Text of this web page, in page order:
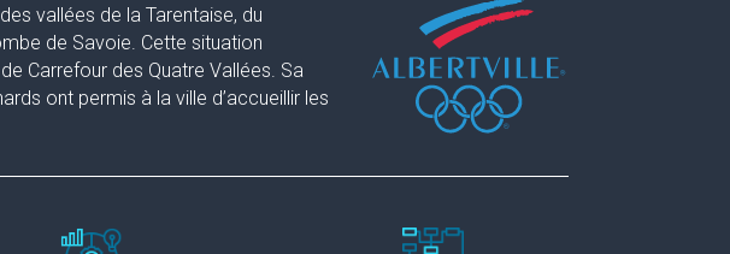
vallées de la Tarentaise, du
de Savoie. Cette situation
Carrefour des Quatre Vallées. Sa
ont permis à la ville d’accueillir les